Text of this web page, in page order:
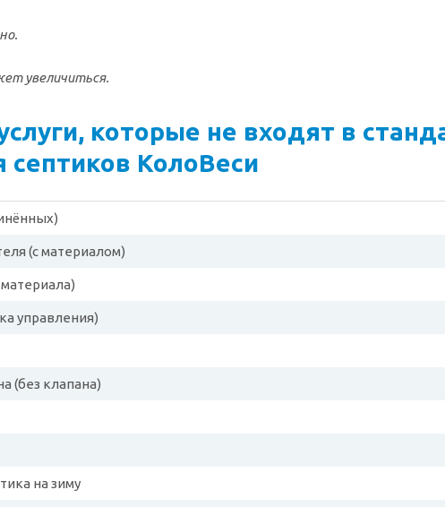
увеличиться.
которые не входят в
КолоВеси
(с материалом)
управления)
(без клапана)
на зиму